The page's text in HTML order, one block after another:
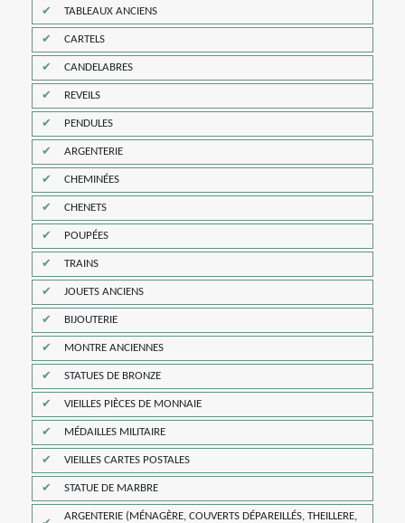
TABLEAUX ANCIENS
CARTELS
CANDELABRES
REVEILS
PENDULES
ARGENTERIE
CHEMINÉES
CHENETS
POUPÉES
TRAINS
JOUETS ANCIENS
BIJOUTERIE
MONTRE ANCIENNES
STATUES DE BRONZE
VIEILLES PIÈCES DE MONNAIE
MÉDAILLES MILITAIRE
VIEILLES CARTES POSTALES
STATUE DE MARBRE
ARGENTERIE (MÉNAGÈRE, COUVERTS DÉPAREILLÉS, THEILLERE,